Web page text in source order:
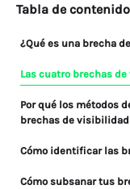
Tabla de
¿Qué es una brecha
Las cuatro brechas
Por qué los métodos
brechas de visibilidad
Cómo identificar las
Cómo subsanar tus